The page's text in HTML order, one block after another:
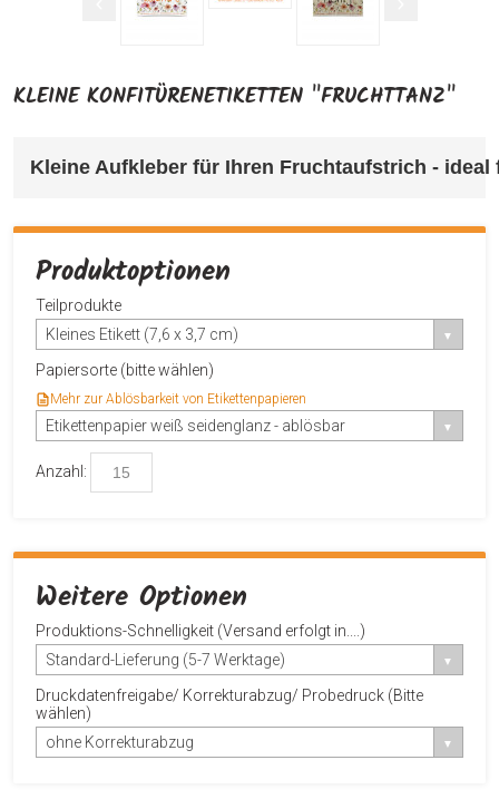
KLEINE KONFITÜRENETIKETTEN "FRUCHTTANZ"
Kleine Aufkleber für Ihren Fruchtaufstrich - ideal
Produktoptionen
Teilprodukte
Kleines Etikett (7,6 x 3,7 cm)
Papiersorte (bitte wählen)
Mehr zur Ablösbarkeit von Etikettenpapieren
Etikettenpapier weiß seidenglanz - ablösbar
Anzahl:
Weitere Optionen
Produktions-Schnelligkeit (Versand erfolgt in....)
Standard-Lieferung (5-7 Werktage)
Druckdatenfreigabe/ Korrekturabzug/ Probedruck (Bitte
wählen)
ohne Korrekturabzug